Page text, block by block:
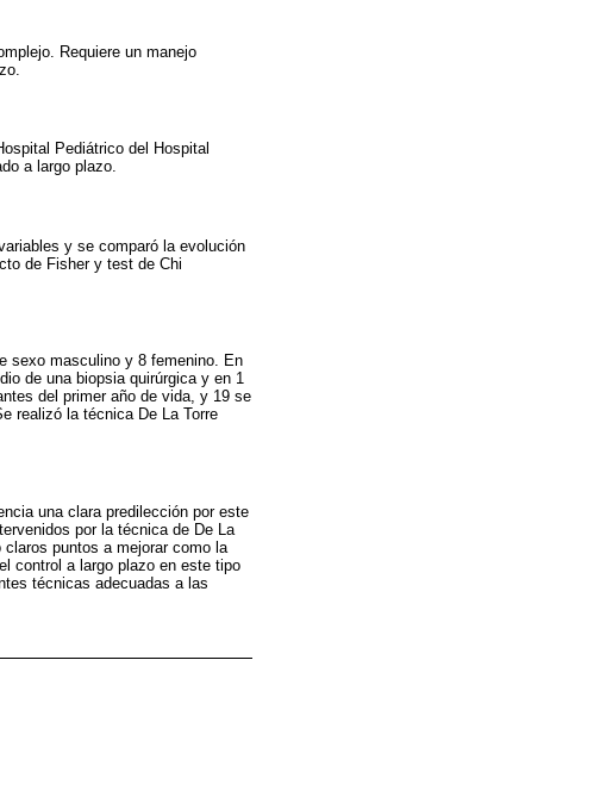
Requiere un manejo
Pediátrico del Hospital
a largo plazo.
y se comparó la evolución
de Fisher y test de Chi
sexo masculino y 8 femenino. En
de una biopsia quirúrgica y en 1
del primer año de vida, y 19 se
realizó la técnica De La Torre
una clara predilección por este
por la técnica de De La
puntos a mejorar como la
control a largo plazo en este tipo
técnicas adecuadas a las